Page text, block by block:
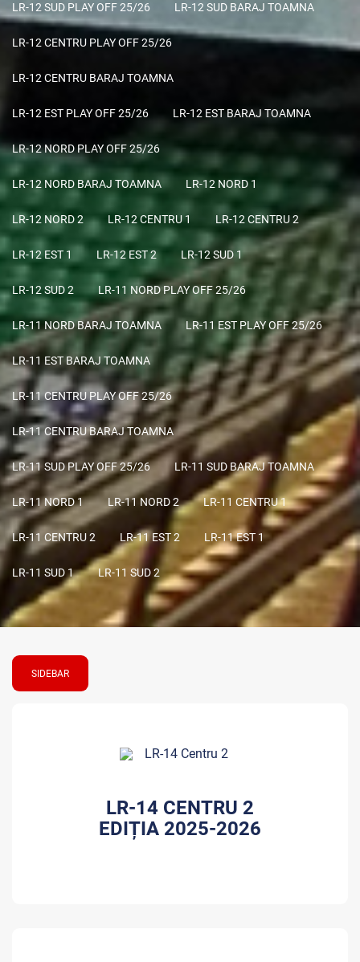
LR-12 SUD PLAY OFF 25/26 LR-12 SUD BARAJ TOAMNA
LR-12 CENTRU PLAY OFF 25/26
LR-12 CENTRU BARAJ TOAMNA
LR-12 EST PLAY OFF 25/26 LR-12 EST BARAJ TOAMNA
LR-12 NORD PLAY OFF 25/26
LR-12 NORD BARAJ TOAMNA LR-12 NORD 1
LR-12 NORD 2 LR-12 CENTRU 1 LR-12 CENTRU 2
LR-12 EST 1 LR-12 EST 2 LR-12 SUD 1
LR-12 SUD 2 LR-11 NORD PLAY OFF 25/26
LR-11 NORD BARAJ TOAMNA LR-11 EST PLAY OFF 25/26
LR-11 EST BARAJ TOAMNA
LR-11 CENTRU PLAY OFF 25/26
LR-11 CENTRU BARAJ TOAMNA
LR-11 SUD PLAY OFF 25/26 LR-11 SUD BARAJ TOAMNA
LR-11 NORD 1 LR-11 NORD 2 LR-11 CENTRU 1
LR-11 CENTRU 2 LR-11 EST 2 LR-11 EST 1
LR-11 SUD 1 LR-11 SUD 2
SIDEBAR
LR-14 CENTRU 2
EDIȚIA 2025-2026